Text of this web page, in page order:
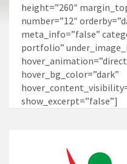
height=”260″
number=”12″
meta_info=”false”
portfolio”
hover_bg_color=”dark”
show_excerpt=”false”]